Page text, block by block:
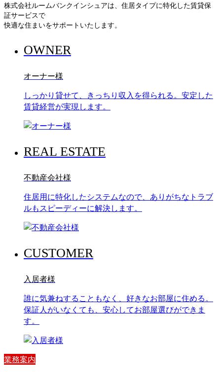
株式会社ルームバンクインシュアは、住居タイプに特化した賃貸保
証サービスで
快適な住まいをサポートいたします。
OWNER
オーナー様
しっかり貸せて、きっちり収入を得られる。安定した
賃貸経営が実現します。
REAL ESTATE
不動産会社様
住居用に特化したシステムなので、ありがちなトラブ
ルもスピーディーに解決します。
CUSTOMER
入居者様
誰に気兼ねすることもなく、好きなお部屋に住める。
保証人がいなくても、安心してお部屋選びができま
す。
業務案内